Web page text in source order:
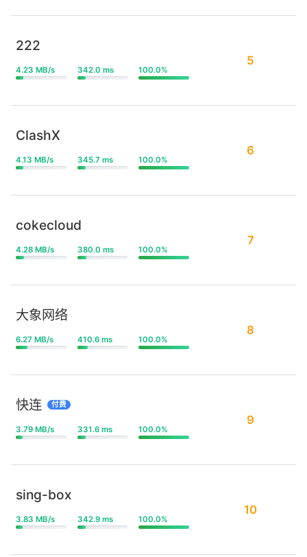
222
4.23 MB/s 342.0 ms 100.0%
5
ClashX
4.13 MB/s 345.7 ms 100.0%
6
cokecloud
4.28 MB/s 380.0 ms 100.0%
7
大象网络
6.27 MB/s 410.6 ms 100.0%
8
快连 付费
3.79 MB/s 331.6 ms 100.0%
9
sing-box
3.83 MB/s 342.9 ms 100.0%
10